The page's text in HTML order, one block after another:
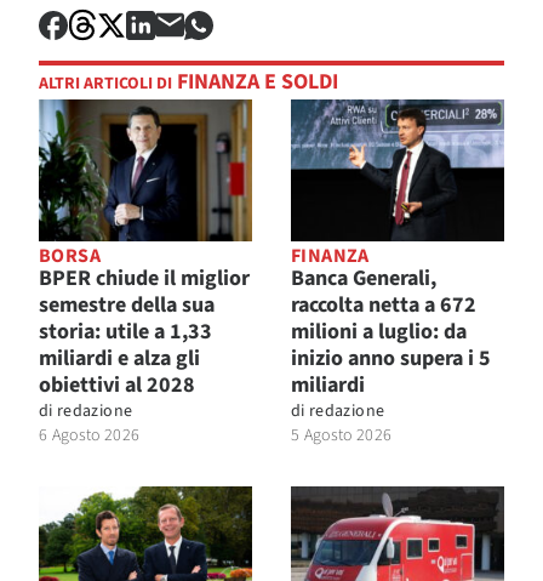
ALTRI ARTICOLI DI FINANZA E SOLDI
BORSA
BPER chiude il miglior
semestre della sua
storia: utile a 1,33
miliardi e alza gli
obiettivi al 2028
di redazione
6 Agosto 2026
FINANZA
Banca Generali,
raccolta netta a 672
milioni a luglio: da
inizio anno supera i 5
miliardi
di redazione
5 Agosto 2026